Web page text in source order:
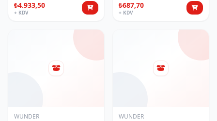
₺4.933,50
+ KDV
₺687,70
+ KDV
WUNDER WUNDER